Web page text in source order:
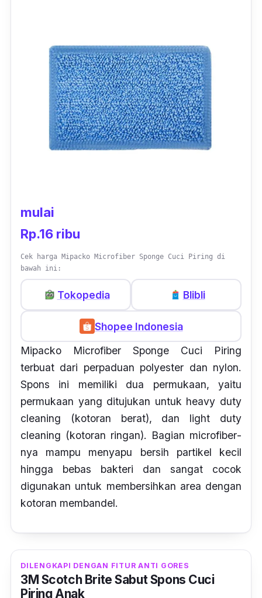
mulai
Rp.16 ribu
Cek harga Mipacko Microfiber Sponge Cuci Piring di
bawah ini:
Tokopedia Blibli
Shopee Indonesia
Mipacko Microfiber Sponge Cuci Piring
terbuat dari perpaduan polyester dan nylon.
Spons ini memiliki dua permukaan, yaitu
permukaan yang ditujukan untuk heavy duty
cleaning (kotoran berat), dan light duty
cleaning (kotoran ringan). Bagian microfiber-
nya mampu menyapu bersih partikel kecil
hingga bebas bakteri dan sangat cocok
digunakan untuk membersihkan area dengan
kotoran membandel.
DILENGKAPI DENGAN FITUR ANTI GORES
3M Scotch Brite Sabut Spons Cuci
Piring Anak